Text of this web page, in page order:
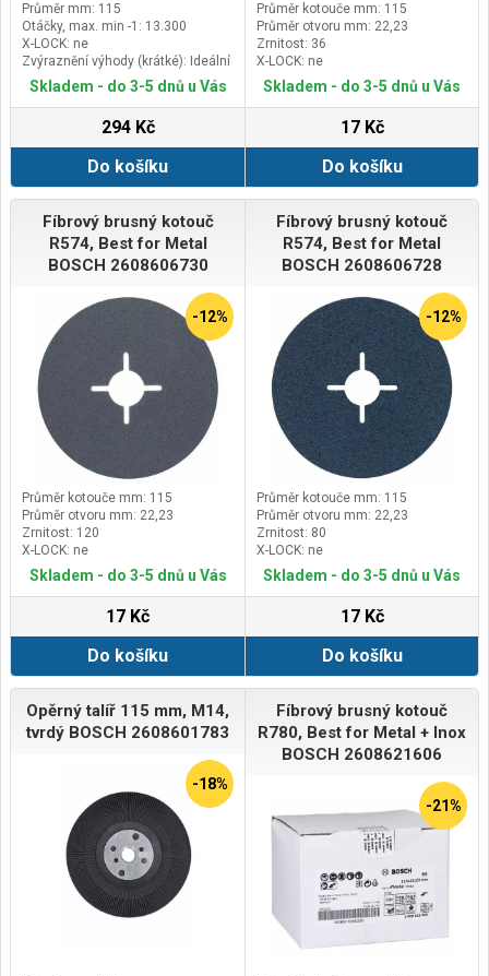
Průměr mm: 115
Otáčky, max. min -1: 13.300
X-LOCK: ne
Zvýraznění výhody (krátké): Ideální
pro jemné broušení se zrnem P60
a jemnějším
Skladem - do 3-5 dnů u Vás
294 Kč
Do košíku
Průměr kotouče mm: 115
Průměr otvoru mm: 22,23
Zrnitost: 36
X-LOCK: ne
Skladem - do 3-5 dnů u Vás
17 Kč
Do košíku
Fíbrový brusný kotouč
R574, Best for Metal
BOSCH 2608606730
-12%
Průměr kotouče mm: 115
Průměr otvoru mm: 22,23
Zrnitost: 120
X-LOCK: ne
Skladem - do 3-5 dnů u Vás
17 Kč
Do košíku
Fíbrový brusný kotouč
R574, Best for Metal
BOSCH 2608606728
-12%
Průměr kotouče mm: 115
Průměr otvoru mm: 22,23
Zrnitost: 80
X-LOCK: ne
Skladem - do 3-5 dnů u Vás
17 Kč
Do košíku
Opěrný talíř 115 mm, M14,
tvrdý BOSCH 2608601783
-18%
Fíbrový brusný kotouč
R780, Best for Metal + Inox
BOSCH 2608621606
-21%